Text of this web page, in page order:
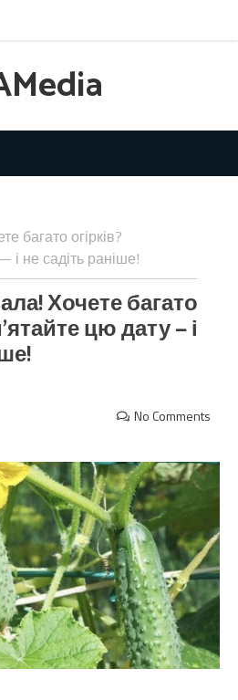
багато огірків?
і не садіть раніше!
Хочете багато
цю дату — і
No Comments